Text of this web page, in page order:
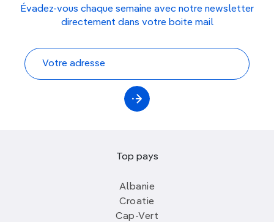
Évadez-vous chaque semaine avec notre newsletter
directement dans votre boite mail
Top pays
Albanie
Croatie
Cap-Vert